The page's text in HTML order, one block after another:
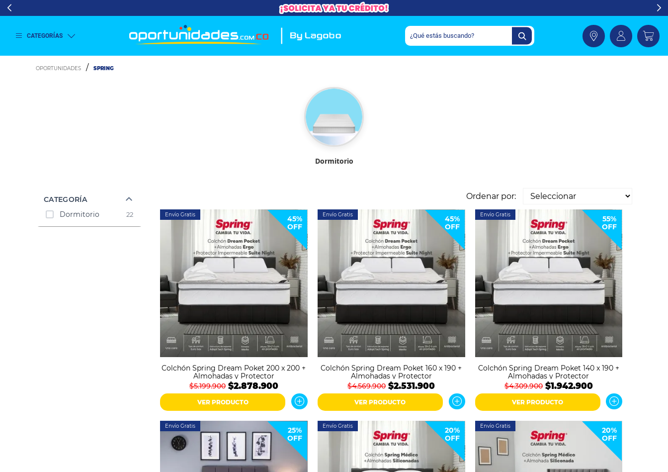
CATEGORÍAS
Tecnología
ElectroHogar
SPRING
Dormitorio
CATEGORÍA
Dormitorio
22
Ordenar por:
Envío Gratis
45%
OFF
Colchón Spring Dream Poket 200 x 200 +
Almohadas y Protector
$5.199.900 $2.878.900
VER PRODUCTO
Envío Gratis
45%
OFF
Colchón Spring Dream Poket 160 x 190 +
Almohadas y Protector
$4.569.900 $2.531.900
VER PRODUCTO
Envío Gratis
55%
OFF
Colchón Spring Dream Poket 140 x 190 +
Almohadas y Protector
$4.309.900 $1.942.900
VER PRODUCTO
Envío Gratis
25%
OFF
Envío Gratis
20%
OFF
Envío Gratis
20%
OFF